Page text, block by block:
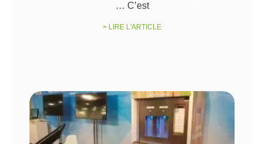
… C’est
> LIRE L'ARTICLE